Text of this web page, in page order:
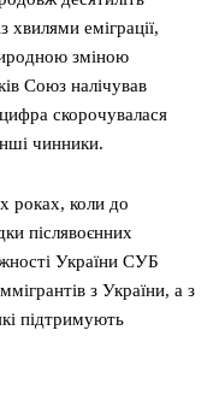
хвилями еміграції,
зміною
Союз налічував
скорочувалася
чинники.
роках, коли до
післявоєнних
України СУБ
з України, а з
підтримують